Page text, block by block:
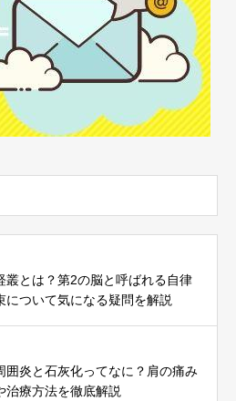
叢とは？第2の脳と呼ばれる自律
について気になる疑問を解説
囲炎と石灰化ってなに？肩の痛み
治療方法を徹底解説